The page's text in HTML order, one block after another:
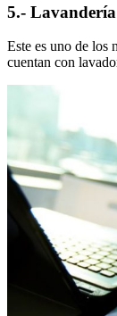
5.-
Este es uno de los
cuentan con